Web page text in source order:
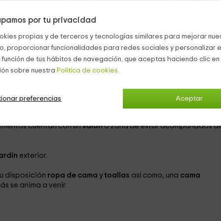
por tu privacidad
propias y de terceros y tecnologías similares para mejorar
proporcionar funcionalidades para redes sociales y personalizar
de tus hábitos de navegación, que aceptas haciendo clic
sobre nuestra Política de cookies.
Aceptar
preferencias
León? ¿Te atreves a descubrirlos?
entre sí, y damos opción de elegirla conbalcónprivado o con
que seáis, pues 2 están diseñadas para acoger a 2
cuentan con unsalóno zona de estar acompañados
exterior.
disposición ropa de cama y toallas así como, una cama
se anima a venir.